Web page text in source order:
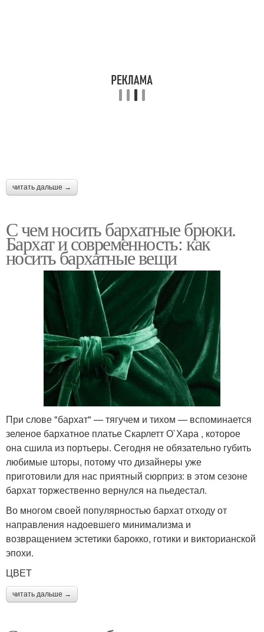
читать дальше →
С чем носить бархатные брюки.
Бархат и современность: как
носить бархатные вещи
При слове "бархат" — тягучем и тихом — вспоминается
зеленое бархатное платье Скарлетт О`Хара , которое
она сшила из портьеры. Сегодня не обязательно губить
любимые шторы, потому что дизайнеры уже
приготовили для нас приятный сюрприз: в этом сезоне
бархат торжественно вернулся на пьедестал.
Во многом своей популярностью бархат отходу от
направления надоевшего минимализма и
возвращением эстетики барокко, готики и викторианской
эпохи.
ЦВЕТ
читать дальше →